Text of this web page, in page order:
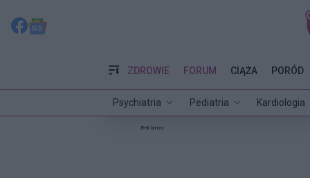
ZDROWIE
Psychiatria Pediatria Kardiologia
FORUM CIĄŻA PORÓD
Reklama: